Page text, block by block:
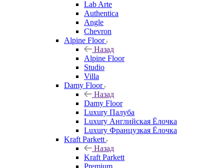
Lab Arte
Authentica
Angle
Chevron
Alpine Floor
Назад
Alpine Floor
Studio
Villa
Damy Floor
Назад
Damy Floor
Luxury Палуба
Luxury Английская Ёлочка
Luxury Французкая Ёлочка
Kraft Parkett
Назад
Kraft Parkett
Premium